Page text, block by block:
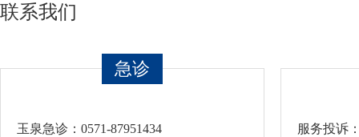
联系我们
急诊
玉泉急诊：0571-87951434
服务投诉